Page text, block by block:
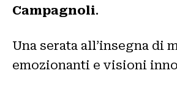
Campagnoli.
Una serata all’insegna di
emozionanti e visioni